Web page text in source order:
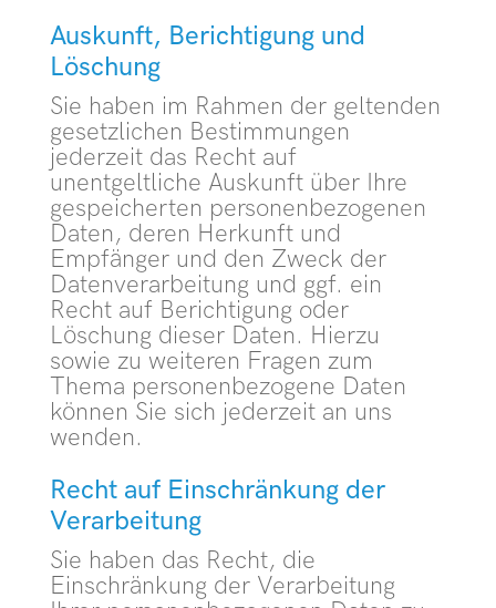
Auskunft, Berichtigung und
Löschung
Sie haben im Rahmen der geltenden
gesetzlichen Bestimmungen
jederzeit das Recht auf
unentgeltliche Auskunft über Ihre
gespeicherten personenbezogenen
Daten, deren Herkunft und
Empfänger und den Zweck der
Datenverarbeitung und ggf. ein
Recht auf Berichtigung oder
Löschung dieser Daten. Hierzu
sowie zu weiteren Fragen zum
Thema personenbezogene Daten
können Sie sich jederzeit an uns
wenden.
Recht auf Einschränkung der
Verarbeitung
Sie haben das Recht, die
Einschränkung der Verarbeitung